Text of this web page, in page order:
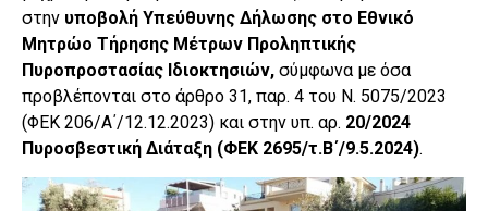
στην υποβολή Υπεύθυνης Δήλωσης στο Εθνικό
Μητρώο Τήρησης Μέτρων Προληπτικής
Πυροπροστασίας Ιδιοκτησιών, σύμφωνα με όσα
προβλέπονται στο άρθρο 31, παρ. 4 του Ν. 5075/2023
(ΦΕΚ 206/Α΄/12.12.2023) και στην υπ. αρ. 20/2024
Πυροσβεστική Διάταξη (ΦΕΚ 2695/τ.Β΄/9.5.2024).